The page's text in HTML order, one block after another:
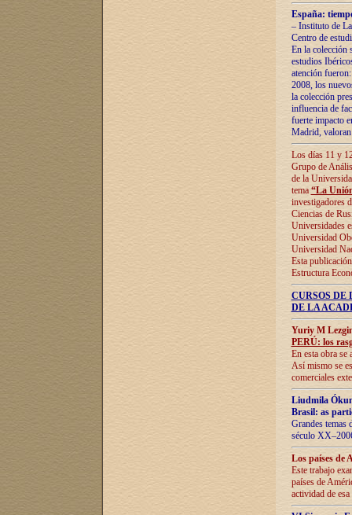
España:
– Instituto de
Centro de
En la colección
estudios
atención
2008, los
la colección
influencia de
fuerte impacto
Madrid,
Los días 11 y
Grupo de
de la
tema “La
investigadores
Ciencias de
Universidades
Universidad
Universidad
Esta
Estructura
CURSOS
DE LA
Yuriy M
PERÚ: los
En esta obra se
Así mismo se
comerciales
Liudmila
Brasil: as
Grandes temas
século
Los países de
Este trabajo
países de
actividad de